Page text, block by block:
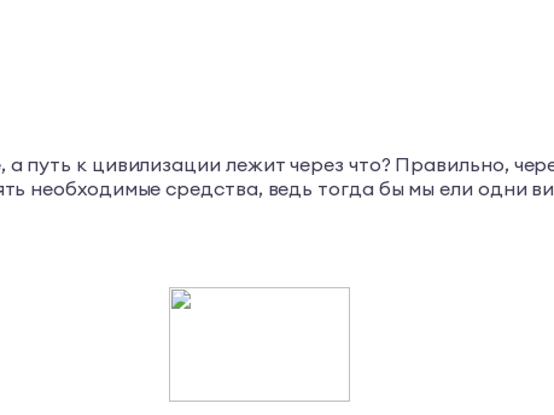
путь к цивилизации лежит через что? Правильно,
необходимые средства, ведь тогда бы мы ели одни